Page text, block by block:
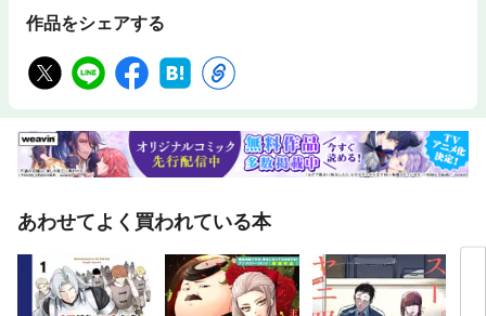
作品をシェアする
あわせてよく買われている本